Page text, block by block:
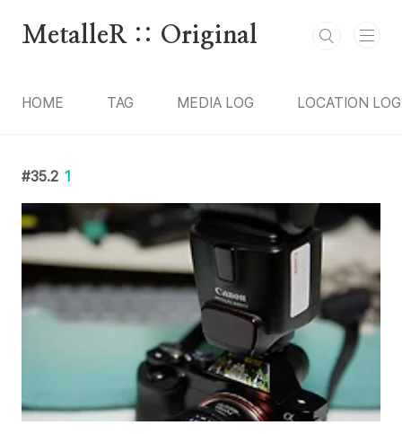
MetalleR :: Original
HOME TAG MEDIA LOG LOCATION LOG
35.2 1